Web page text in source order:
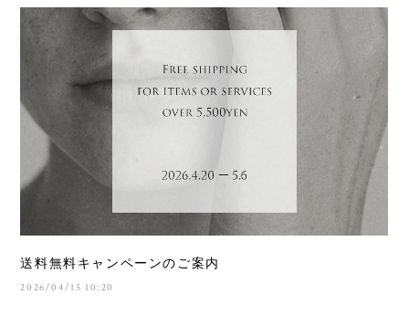
送料無料キャンペーンのご案内
2026/04/15 10:20